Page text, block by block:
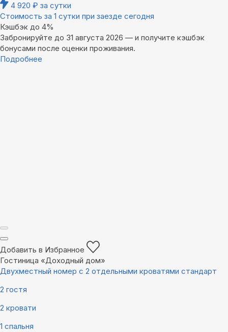
4 920 ₽ за сутки
Стоимость за 1 сутки при заезде сегодня
Кэшбэк до 4%
Забронируйте до 31 августа 2026 — и получите кэшбэк
бонусами после оценки проживания.
Подробнее
Добавить в Избранное
Гостиница «Доходный дом»
Двухместный номер с 2 отдельными кроватями стандарт
2 гостя
2 кровати
1 спальня